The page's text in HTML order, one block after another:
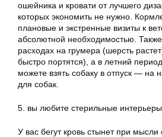
ошейника и кровати от лучшего
которых экономить не нужно.
плановые и экстренные визиты к
абсолютной необходимостью.
расходах на грумера (шерсть
быстро портятся), а в летний
можете взять собаку в отпуск — на
для собак.
5. вы любите стерильные интерьеры
У вас бегут кровь стынет при